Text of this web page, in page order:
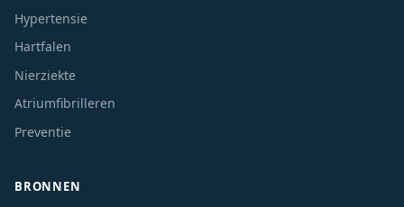
Hypertensie
Hartfalen
Nierziekte
Atriumfibrilleren
Preventie
BRONNEN